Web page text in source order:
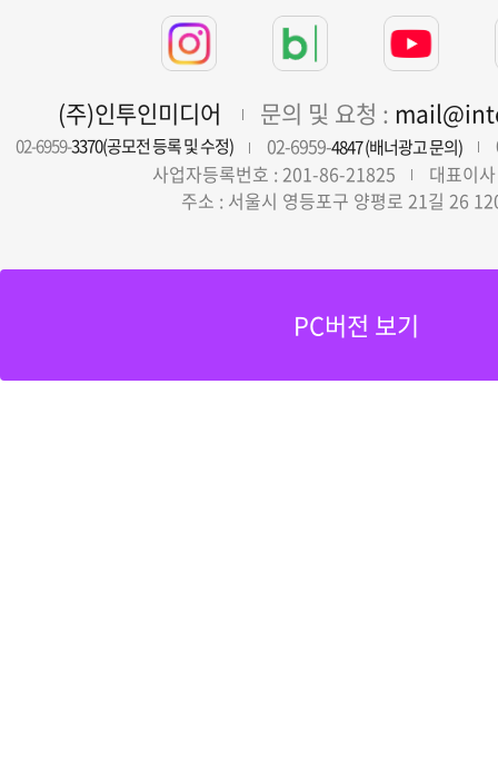
(주)인투인미디어 문의 및 요청 :
02-6959-3370(공모전 등록 및 수정) 02-6959-4847 (배너광고 문의)
사업자등록번호 : 201-86-21825
대표이
주소 : 서울시 영등포구 양평로 21길 26
PC버전 보기